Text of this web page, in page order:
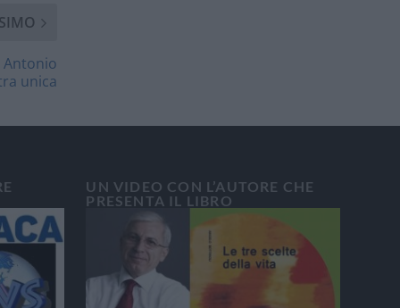
Antonio
unica
UN VIDEO CON L’AUTORE CHE
PRESENTA IL LIBRO